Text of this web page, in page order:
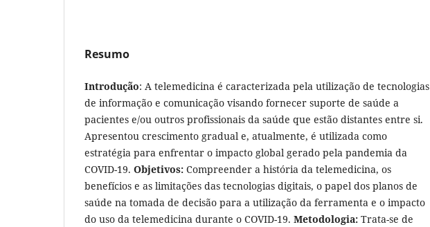
Resumo
Introdução: A telemedicina é caracterizada pela utilização de tecnologias
de informação e comunicação visando fornecer suporte de saúde a
pacientes e/ou outros profissionais da saúde que estão distantes entre si.
Apresentou crescimento gradual e, atualmente, é utilizada como
estratégia para enfrentar o impacto global gerado pela pandemia da
COVID-19. Objetivos: Compreender a história da telemedicina, os
benefícios e as limitações das tecnologias digitais, o papel dos planos de
saúde na tomada de decisão para a utilização da ferramenta e o impacto
do uso da telemedicina durante o COVID-19. Metodologia: Trata-se de